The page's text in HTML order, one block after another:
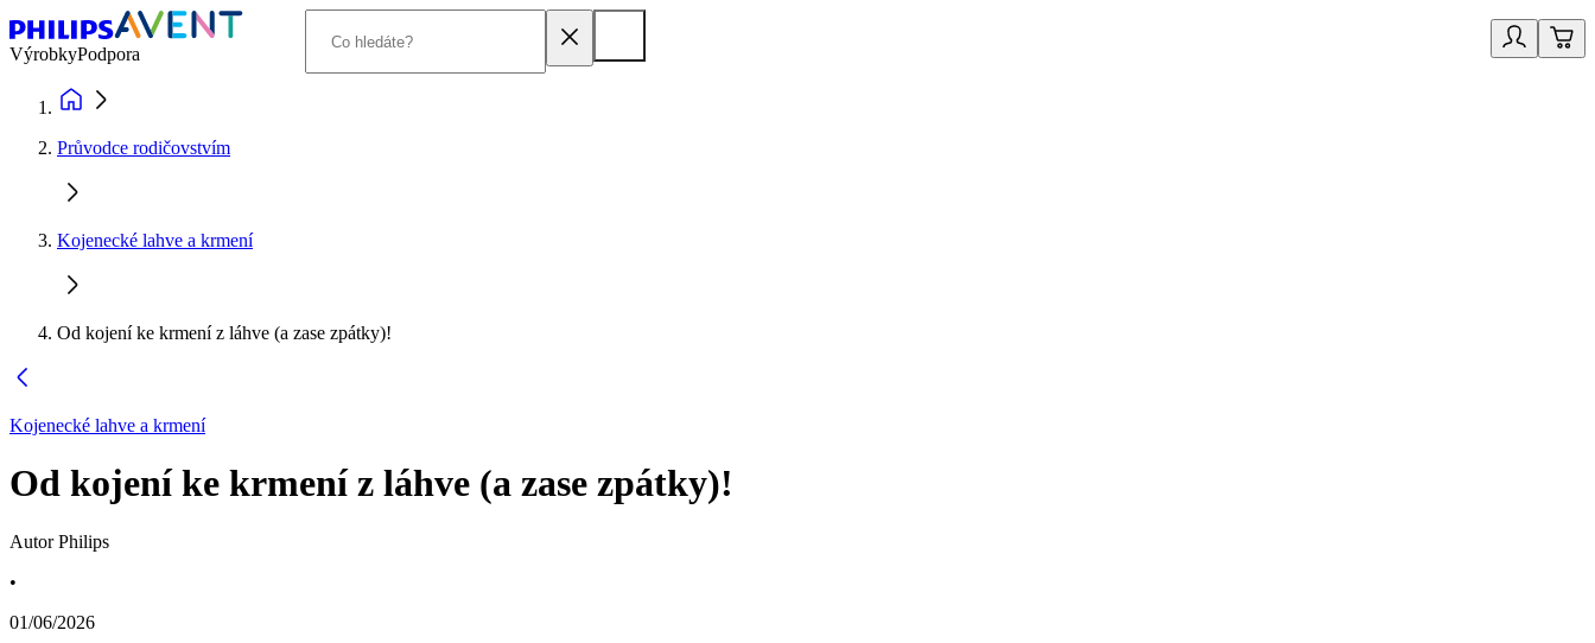
VýrobkyPodpora
Průvodce rodičovstvím
Kojenecké lahve a krmení
Od kojení ke krmení z láhve (a zase zpátky)!
Kojenecké lahve a krmení
Od kojení ke krmení z láhve (a zase zpátky)!
Autor Philips
•
01/06/2026